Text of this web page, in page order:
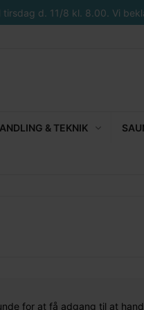
d. 11/8 kl. 8.00. Vi
& TEKNIK
for at få adgang til at